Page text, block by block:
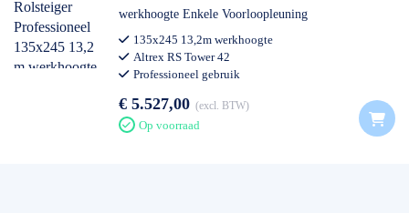
werkhoogte Enkele Voorloopleuning
135x245 13,2m werkhoogte
Altrex RS Tower 42
Professioneel gebruik
€ 5.527,00 excl. BTW
Op voorraad